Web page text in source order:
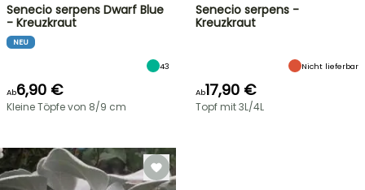
Senecio serpens Dwarf Blue
- Kreuzkraut
NEU
43
Ab6,90 €
Kleine Töpfe von 8/9 cm
Senecio serpens -
Kreuzkraut
Nicht lieferbar
Ab17,90 €
Topf mit 3L/4L